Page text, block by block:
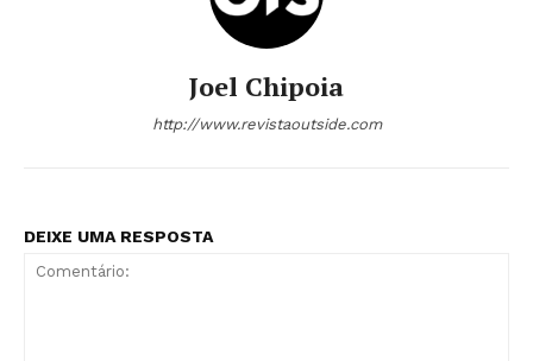
Joel Chipoia
http://www.revistaoutside.com
DEIXE UMA RESPOSTA